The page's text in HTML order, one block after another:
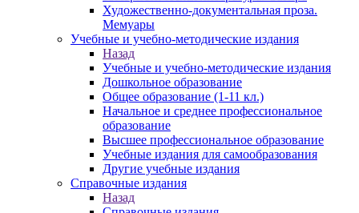
Художественно-документальная проза.
Мемуары
Учебные и учебно-методические издания
Назад
Учебные и учебно-методические издания
Дошкольное образование
Общее образование (1-11 кл.)
Начальное и среднее профессиональное
образование
Высшее профессиональное образование
Учебные издания для самообразования
Другие учебные издания
Справочные издания
Назад